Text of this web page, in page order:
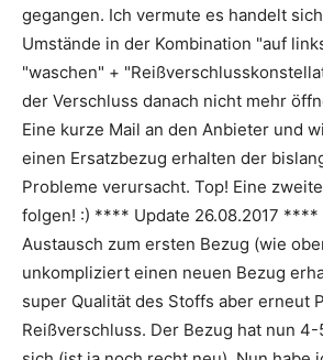
gegangen. Ich vermute es handelt
Umstände in der Kombination "auf
"waschen" +
der Verschluss danach nicht mehr
Eine kurze Mail an den Anbieter und
einen Ersatzbezug erhalten der
Probleme verursacht. Top! Eine
folgen! :) **** Update 26.08.2017 ****
Austausch zum ersten Bezug (wie
unkompliziert einen neuen Bezug
super Qualität des Stoffs aber erneut
Reißverschluss. Der Bezug hat nun